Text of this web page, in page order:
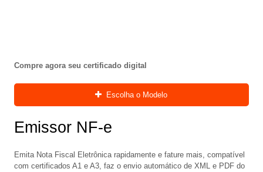
Compre agora seu certificado digital
Escolha o Modelo
Emissor NF-e
Emita Nota Fiscal Eletrônica rapidamente e fature mais, compatível
com certificados A1 e A3, faz o envio automático de XML e PDF do